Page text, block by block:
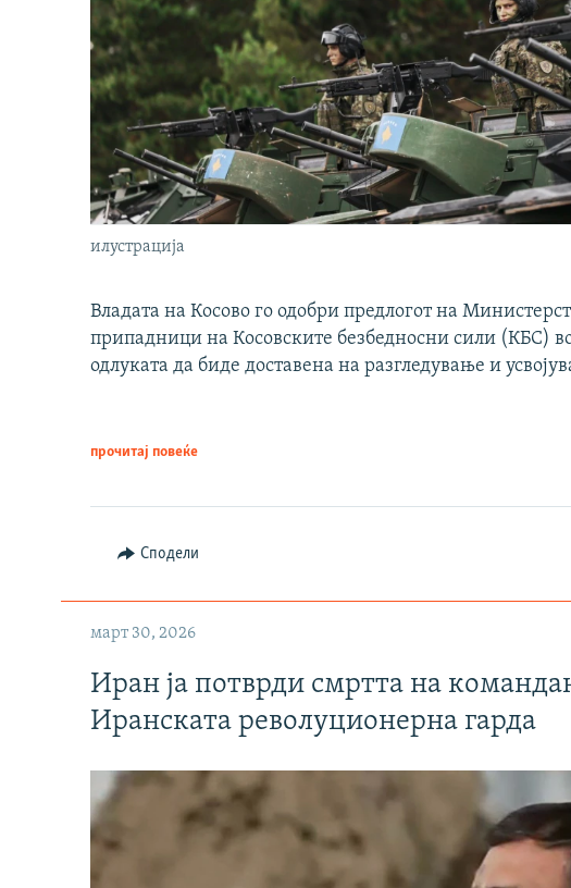
илустрација
Владата на Косово го одобри предлогот на
припадници на Косовските безбедносни сили (КБС) во
одлуката да биде доставена на разгледување и
прочитај повеќе
Сподели
март 30, 2026
Иран ја потврди смртта на
Иранската револуционерна гарда